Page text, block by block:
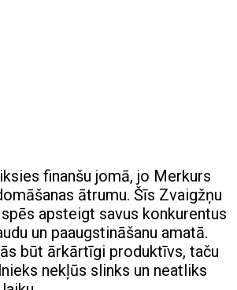
finanšu jomā, jo Merkurs
ātrumu. Šīs Zvaigžņu
apsteigt savus konkurentus
un paaugstināšanu amatā.
būt ārkārtīgi produktīvs, taču
nekļūs slinks un neatliks